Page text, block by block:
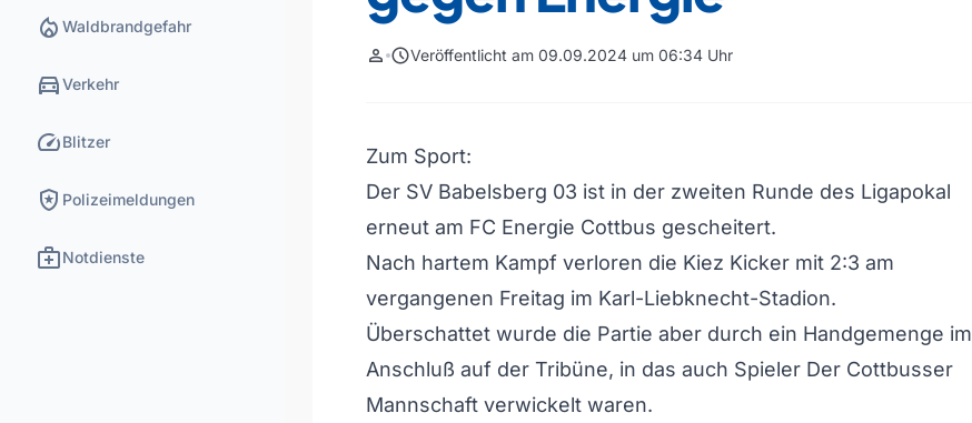
local_fire_department Waldbrandgefahr
directions_carVerkehr
speedBlitzer
local_police Polizeimeldungen
medical_servicesNotdienste
person scheduleVeröffentlicht am 09.09.2024 um 06:34 Uhr
Zum Sport:
Der SV Babelsberg 03 ist in der zweiten Runde des Ligapokal
erneut am FC Energie Cottbus gescheitert.
Nach hartem Kampf verloren die Kiez Kicker mit 2:3 am
vergangenen Freitag im Karl-Liebknecht-Stadion.
Überschattet wurde die Partie aber durch ein Handgemenge im
Anschluß auf der Tribüne, in das auch Spieler Der Cottbusser
Mannschaft verwickelt waren.